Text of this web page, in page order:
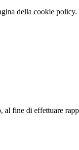
della cookie policy.
al fine di effettuare